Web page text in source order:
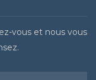
vous et nous vous